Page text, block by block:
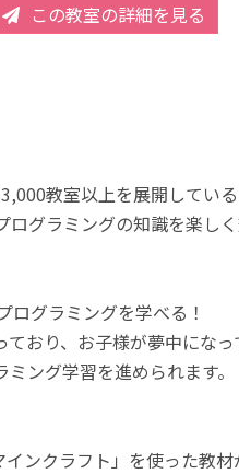
この教室の詳細を見る
教室以上を展開してい
グラミングの知識を楽し
グラミングを学べる！
おり、お子様が夢中になっ
ング学習を進められます。
ンクラフト」を使った教材